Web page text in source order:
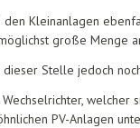
Kleinanlagen
große Menge
dieser Stelle jedoch
welcher
PV-Anlagen